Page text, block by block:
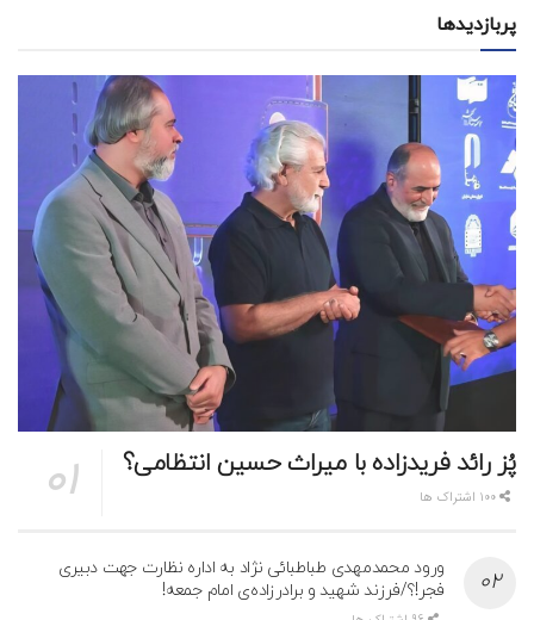
پربازدیدها
پُز رائد فریدزاده با میراث حسین انتظامی؟
ورود محمدمهدی طباطبائی نژاد به اداره نظارت جهت دبیری
فجر!؟/فرزند شهید و برادرزاده‌ی امام جمعه!